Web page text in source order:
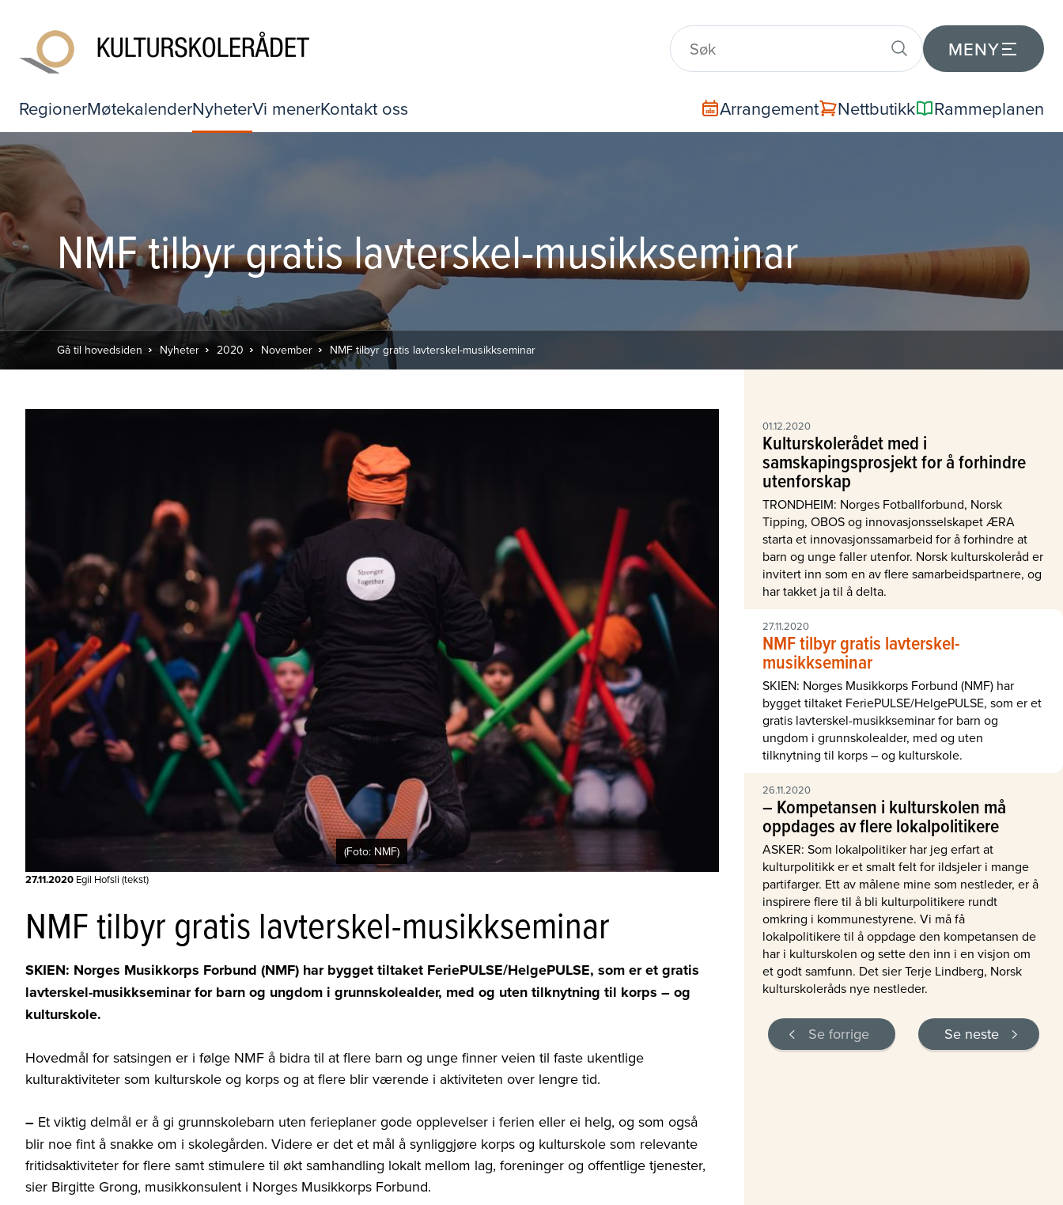
MENY
RegionerMøtekalenderNyheterVi menerKontakt oss Arrangement Nettbutikk Rammeplanen
NMF tilbyr gratis lavterskel-musikkseminar
Gå til hovedsiden Nyheter 2020 November NMF tilbyr gratis lavterskel-musikkseminar
(Foto: NMF)
27.11.2020 Egil Hofsli (tekst)
NMF tilbyr gratis lavterskel-musikkseminar
SKIEN: Norges Musikkorps Forbund (NMF) har bygget tiltaket FeriePULSE/HelgePULSE, som er et gratis
lavterskel-musikkseminar for barn og ungdom i grunnskolealder, med og uten tilknytning til korps – og
kulturskole.
Hovedmål for satsingen er i følge NMF å bidra til at flere barn og unge finner veien til faste ukentlige
kulturaktiviteter som kulturskole og korps og at flere blir værende i aktiviteten over lengre tid.
– Et viktig delmål er å gi grunnskolebarn uten ferieplaner gode opplevelser i ferien eller ei helg, og som også
blir noe fint å snakke om i skolegården. Videre er det et mål å synliggjøre korps og kulturskole som relevante
fritidsaktiviteter for flere samt stimulere til økt samhandling lokalt mellom lag, foreninger og offentlige tjenester,
sier Birgitte Grong, musikkonsulent i Norges Musikkorps Forbund.
01.12.2020
Kulturskolerådet med i
samskapingsprosjekt for å forhindre
utenforskap
TRONDHEIM: Norges Fotballforbund, Norsk
Tipping, OBOS og innovasjonsselskapet ÆRA
starta et innovasjonssamarbeid for å forhindre at
barn og unge faller utenfor. Norsk kulturskoleråd er
invitert inn som en av flere samarbeidspartnere, og
har takket ja til å delta.
27.11.2020
NMF tilbyr gratis lavterskel-
musikkseminar
SKIEN: Norges Musikkorps Forbund (NMF) har
bygget tiltaket FeriePULSE/HelgePULSE, som er et
gratis lavterskel-musikkseminar for barn og
ungdom i grunnskolealder, med og uten
tilknytning til korps – og kulturskole.
26.11.2020
– Kompetansen i kulturskolen må
oppdages av flere lokalpolitikere
ASKER: Som lokalpolitiker har jeg erfart at
kulturpolitikk er et smalt felt for ildsjeler i mange
partifarger. Ett av målene mine som nestleder, er å
inspirere flere til å bli kulturpolitikere rundt
omkring i kommunestyrene. Vi må få
lokalpolitikere til å oppdage den kompetansen de
har i kulturskolen og sette den inn i en visjon om
et godt samfunn. Det sier Terje Lindberg, Norsk
kulturskoleråds nye nestleder.
Se forrige Se neste